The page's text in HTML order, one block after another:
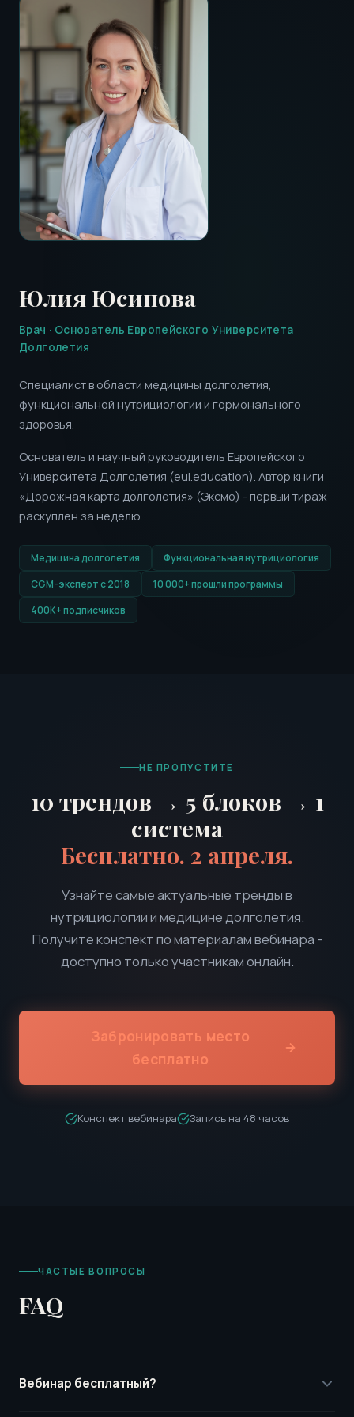
Юлия Юсипова
Врач · Основатель Европейского Университета
Долголетия
Специалист в области медицины долголетия,
функциональной нутрициологии и гормонального
здоровья.
Основатель и научный руководитель Европейского
Университета Долголетия (eul.education). Автор книги
«Дорожная карта долголетия» (Эксмо) - первый тираж
раскуплен за неделю.
Медицина долголетия
Функциональная нутрициология
CGM-эксперт с 2018
10 000+ прошли программы
400K+ подписчиков
НЕ ПРОПУСТИТЕ
10 трендов → 5 блоков → 1
система
Бесплатно. 2 апреля.
Узнайте самые актуальные тренды в
нутрициологии и медицине долголетия.
Получите конспект по материалам вебинара -
доступно только участникам онлайн.
Забронировать место
бесплатно
Конспект вебинара Запись на 48 часов
ЧАСТЫЕ ВОПРОСЫ
FAQ
Вебинар бесплатный?